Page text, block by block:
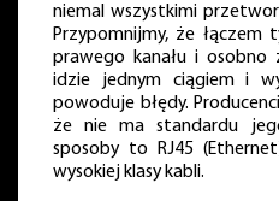
niemal wszystkimi
Przypomnijmy, że łączem
prawego kanału i osobno
idzie jednym ciągiem i
powoduje błędy.
że nie ma standardu
sposoby to RJ45
wysokiej klasy kabli.